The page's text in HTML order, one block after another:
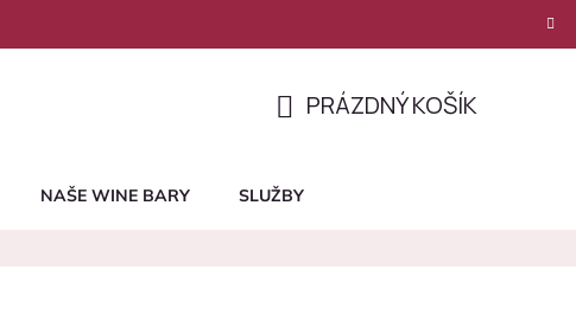
KOŠÍK
PRÁZDNÝ KOŠÍK
NAŠE WINE BARY SLUŽBY